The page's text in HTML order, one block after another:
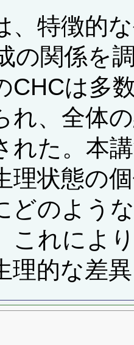
、特徴的
の関係を
CHCは多
れ、全体
れた。本
理状態の
どのよう
これによ
理的な差